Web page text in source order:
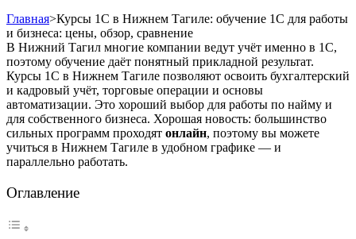
Главная>Курсы 1С в Нижнем Тагиле: обучение 1С для работы
и бизнеса: цены, обзор, сравнение
В Нижний Тагил многие компании ведут учёт именно в 1С,
поэтому обучение даёт понятный прикладной результат.
Курсы 1С в Нижнем Тагиле позволяют освоить бухгалтерский
и кадровый учёт, торговые операции и основы
автоматизации. Это хороший выбор для работы по найму и
для собственного бизнеса. Хорошая новость: большинство
сильных программ проходят онлайн, поэтому вы можете
учиться в Нижнем Тагиле в удобном графике — и
параллельно работать.
Оглавление